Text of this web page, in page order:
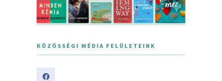
KÖZÖSSÉGI MÉDIA FELÜLETEINK